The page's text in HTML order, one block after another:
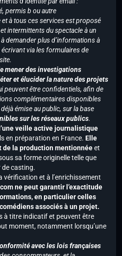
permis b ou autre
et à tous ces services est proposé
intermittents du spectacle à un
demander plus d’informations à
via les formulaires de
mener des investigations
et élucider la nature des projets
peuvent être confidentiels, afin de
complémentaires disponibles
émise au public, sur la base
sur les réseaux publics.
veille active journalistique
en préparation en France. Elle
de la production mentionnéeet
sa forme originelle telle que
casting.
vérification et à l’enrichissement
ne peut garantir l’exactitude
en particulier celles
associés à un projet.
à titre indicatif et peuvent être
moment, notamment lorsqu’une
avec les lois françaises